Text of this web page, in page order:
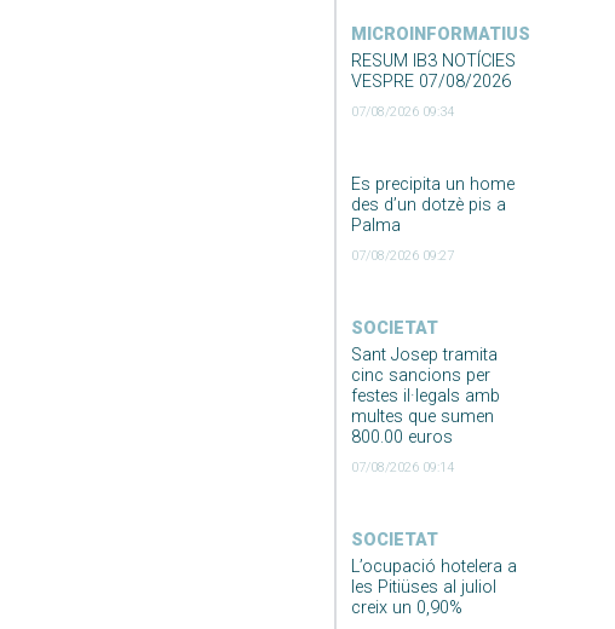
MICROINFORMATIUS
RESUM IB3 NOTÍCIES
VESPRE 07/08/2026
07/08/2026 09:34
Es precipita un home
des d’un dotzè pis a
Palma
07/08/2026 09:27
SOCIETAT
Sant Josep tramita
cinc sancions per
festes il·legals amb
multes que sumen
800.00 euros
07/08/2026 09:14
SOCIETAT
L’ocupació hotelera a
les Pitiüses al juliol
creix un 0,90%